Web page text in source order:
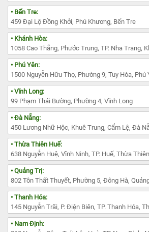
• Bến Tre:
459 Đại Lộ Đồng Khởi, Phú Khương, Bến Tre
• Khánh Hòa:
1058 Cao Thắng, Phước Trung, TP. Nha Trang,
• Phú Yên:
1500 Nguyễn Hữu Thọ, Phường 9, Tuy Hòa, Phú
• Vĩnh Long:
99 Phạm Thái Bường, Phường 4, Vĩnh Long
• Đà Nẵng:
450 Lương Nhữ Hộc, Khuê Trung, Cẩm Lệ, Đà
• Thừa Thiên Huế:
638 Nguyễn Huệ, Vĩnh Ninh, TP. Huế, Thừa
• Quảng Trị:
802 Tôn Thất Thuyết, Phường 5, Đông Hà,
• Thanh Hóa:
145 Nguyễn Trãi, P. Điện Biên, TP. Thanh Hóa,
• Nam Định: